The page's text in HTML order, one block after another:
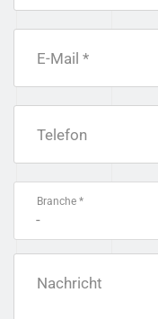
E-Mail *
Telefon
Branche *
-
Nachricht